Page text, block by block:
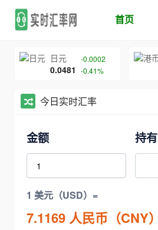
首页
日元
0.0481
-0.0002
-0.41%
今日实时汇率
金额 持有
1 美元（USD）=
7.1169 人民币（CNY）